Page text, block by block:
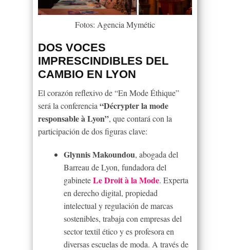
Fotos: Agencia Mymétic
DOS VOCES
IMPRESCINDIBLES DEL
CAMBIO EN LYON
El corazón reflexivo de “En Mode Éthique”
será la conferencia “Décrypter la mode
responsable à Lyon”, que contará con la
participación de dos figuras clave:
Glynnis Makoundou, abogada del
Barreau de Lyon, fundadora del
gabineteLe Droit à la Mode. Experta
en derecho digital, propiedad
intelectual y regulación de marcas
sostenibles, trabaja con empresas del
sector textil ético y es profesora en
diversas escuelas de moda. A través de